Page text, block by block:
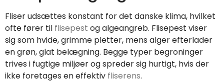
Fliser udsættes konstant for det danske klima, hvilket
ofte fører til flisepest og algeangreb. Flisepest viser
sig som hvide, grimme pletter, mens alger efterlader
en grøn, glat belægning. Begge typer begroninger
trives i fugtige miljøer og spreder sig hurtigt, hvis der
ikke foretages en effektiv fliserens.